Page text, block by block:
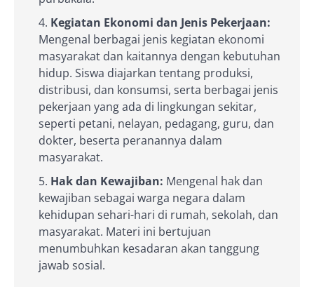
Kegiatan Ekonomi dan Jenis Pekerjaan:
Mengenal berbagai jenis kegiatan ekonomi
masyarakat dan kaitannya dengan kebutuhan
hidup. Siswa diajarkan tentang produksi,
distribusi, dan konsumsi, serta berbagai jenis
pekerjaan yang ada di lingkungan sekitar,
seperti petani, nelayan, pedagang, guru, dan
dokter, beserta peranannya dalam
masyarakat.
Hak dan Kewajiban: Mengenal hak dan
kewajiban sebagai warga negara dalam
kehidupan sehari-hari di rumah, sekolah, dan
masyarakat. Materi ini bertujuan
menumbuhkan kesadaran akan tanggung
jawab sosial.